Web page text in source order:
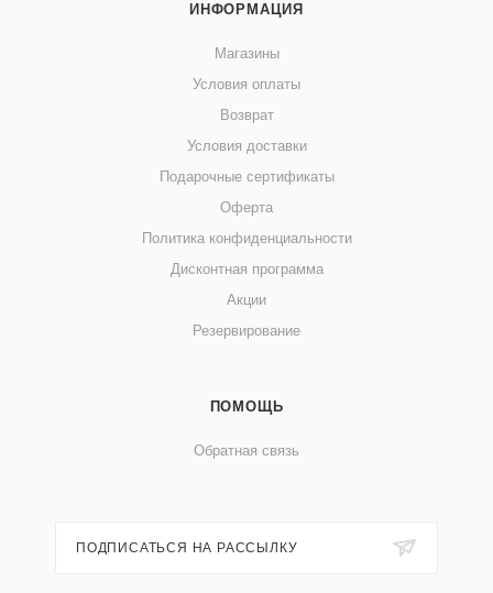
ИНФОРМАЦИЯ
Магазины
Условия оплаты
Возврат
Условия доставки
Подарочные сертификаты
Оферта
Политика конфиденциальности
Дисконтная программа
Акции
Резервирование
ПОМОЩЬ
Обратная связь
ПОДПИСАТЬСЯ НА РАССЫЛКУ